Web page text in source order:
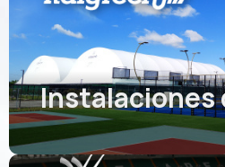
Instalaciones